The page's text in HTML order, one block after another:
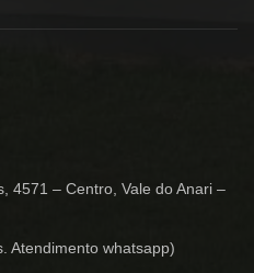
4571 – Centro, Vale do Anari –
Atendimento whatsapp)